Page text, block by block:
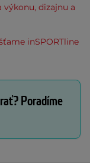
výkonu, dizajnu a
inSPORTline
Poradíme